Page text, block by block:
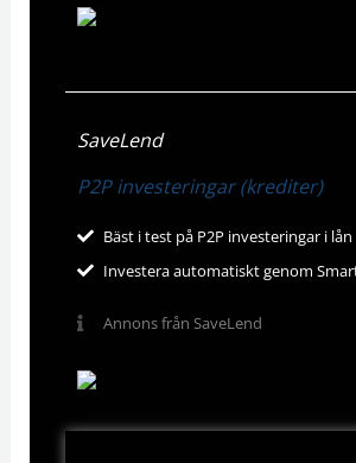
SaveLend
P2P investeringar (krediter)
Bäst i test på P2P investeringar i lån
Investera automatiskt genom
Annons från SaveLend